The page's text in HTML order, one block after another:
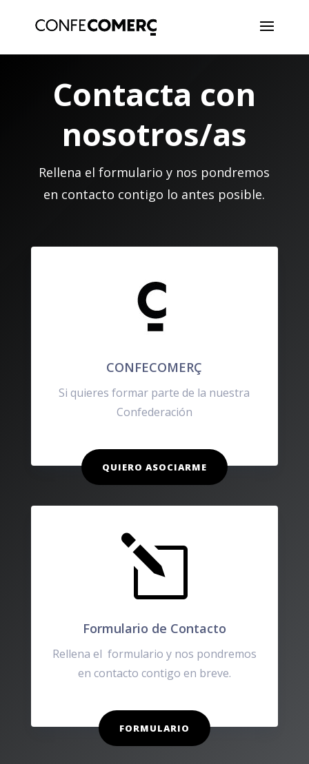
Contacta con
nosotros/as
Rellena el formulario y nos pondremos
en contacto contigo lo antes posible.
CONFECOMERÇ
Si quieres formar parte de la nuestra
Confederación
QUIERO ASOCIARME
l
Formulario de Contacto
Rellena el formulario y nos pondremos
en contacto contigo en breve.
FORMULARIO